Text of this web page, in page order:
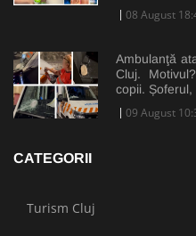
08 August
Ambulanţă
Cluj.
copii.
09 August
CATEGORII
Turism Cluj